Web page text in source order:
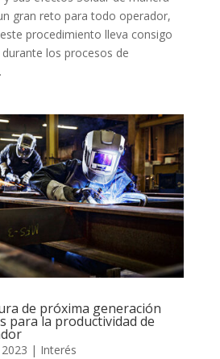
gran reto para todo operador,
procedimiento lleva consigo
los procesos de
de próxima generación
para la productividad de
| Interés